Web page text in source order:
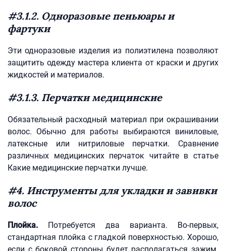
#3.1.2. Одноразовые пеньюары и
фартуки
Эти одноразовые изделия из полиэтилена позволяют
защитить одежду мастера клиента от краски и других
жидкостей и материалов.
#3.1.3. Перчатки медицинские
Обязательный расходный материал при окрашивании
волос. Обычно для работы выбираются виниловые,
латексные или нитриловые перчатки. Сравнение
различных медицинских перчаток читайте в статье
Какие медицинские перчатки лучше.
#4. Инструменты для укладки и завивки
волос
Плойка. Потребуется два варианта. Во-первых,
стандартная плойка с гладкой поверхностью. Хорошо,